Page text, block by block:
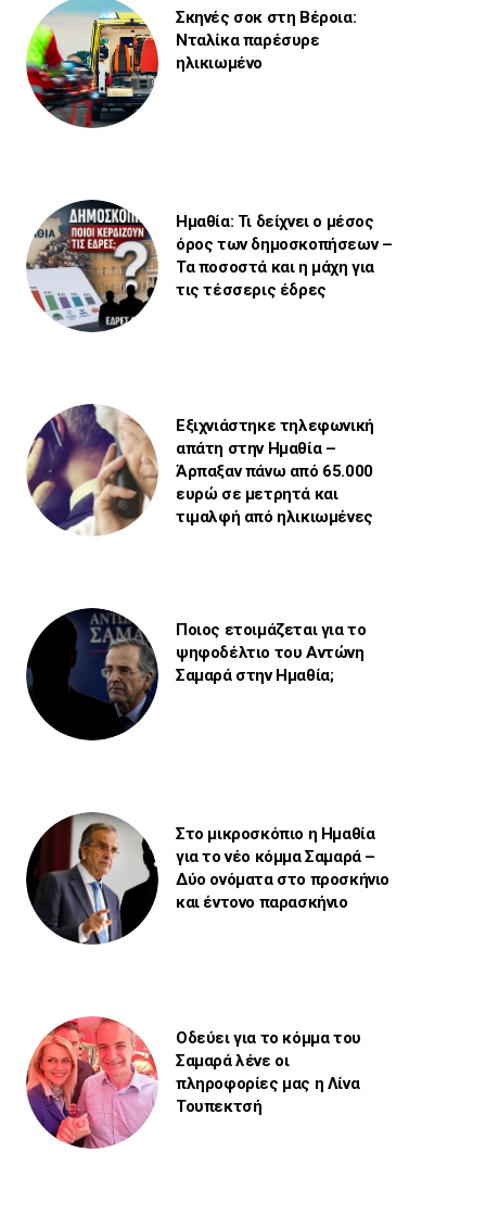
Σκηνές σοκ στη Βέροια:
Νταλίκα παρέσυρε
ηλικιωμένο
Ημαθία: Τι δείχνει ο μέσος
όρος των δημοσκοπήσεων –
Τα ποσοστά και η μάχη για
τις τέσσερις έδρες
Εξιχνιάστηκε τηλεφωνική
απάτη στην Ημαθία –
Άρπαξαν πάνω από 65.000
ευρώ σε μετρητά και
τιμαλφή από ηλικιωμένες
Ποιος ετοιμάζεται για το
ψηφοδέλτιο του Αντώνη
Σαμαρά στην Ημαθία;
Στο μικροσκόπιο η Ημαθία
για το νέο κόμμα Σαμαρά –
Δύο ονόματα στο προσκήνιο
και έντονο παρασκήνιο
Οδεύει για το κόμμα του
Σαμαρά λένε οι
πληροφορίες μας η Λίνα
Τουπεκτσή